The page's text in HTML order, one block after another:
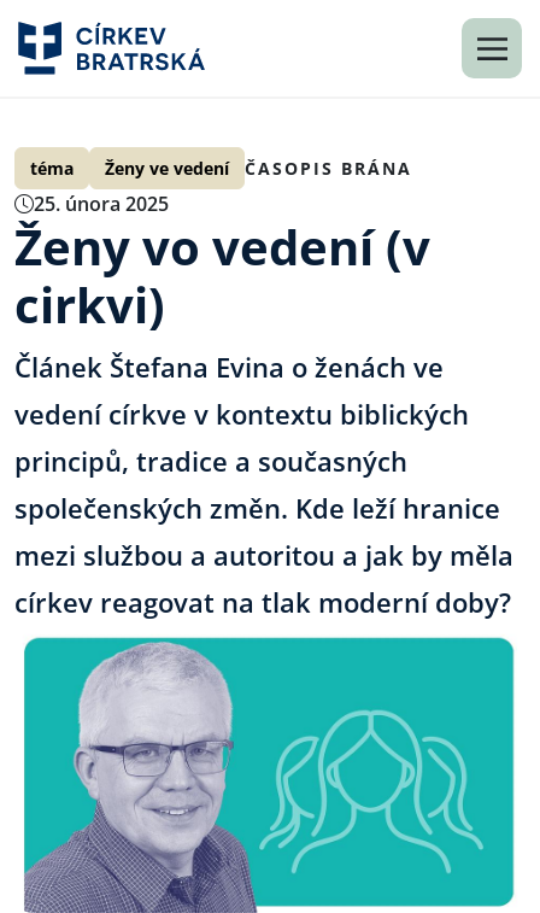
téma Ženy ve vedení ČASOPIS BRÁNA
25. února 2025
Ženy vo vedení (v
cirkvi)
Článek Štefana Evina o ženách ve
vedení církve v kontextu biblických
principů, tradice a současných
společenských změn. Kde leží hranice
mezi službou a autoritou a jak by měla
církev reagovat na tlak moderní doby?